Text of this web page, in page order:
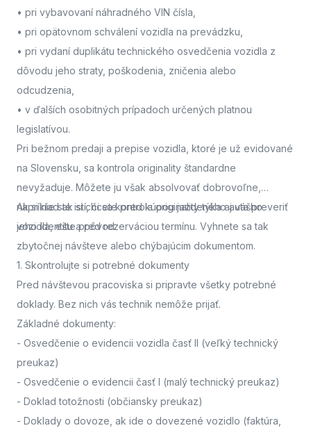
• pri vybavovaní náhradného VIN čísla,
• pri opätovnom schválení vozidla na prevádzku,
• pri vydaní duplikátu technického osvedčenia vozidla z
dôvodu jeho straty, poškodenia, zničenia alebo
odcudzenia,
• v ďalších osobitných prípadoch určených platnou
legislatívou.
Pri bežnom predaji a prepise vozidla, ktoré je už evidované
na Slovensku, sa kontrola originality štandardne
nevyžaduje. Môžete ju však absolvovať dobrovoľne,
napríklad ak si chcete pred kúpou jazdeného auta preveriť
jeho identitu a pôvod.
Ak si nie ste istí, či sa kontrola originality týka aj vášho
vozidla,ešte pred rezerváciou termínu. Vyhnete sa tak
zbytočnej návšteve alebo chýbajúcim dokumentom.
1. Skontrolujte si potrebné dokumenty
Pred návštevou pracoviska si pripravte všetky potrebné
doklady. Bez nich vás technik nemôže prijať.
Základné dokumenty:
- Osvedčenie o evidencii vozidla časť II (veľký technický
preukaz)
- Osvedčenie o evidencii časť I (malý technický preukaz)
- Doklad totožnosti (občiansky preukaz)
- Doklady o dovoze, ak ide o dovezené vozidlo (faktúra,